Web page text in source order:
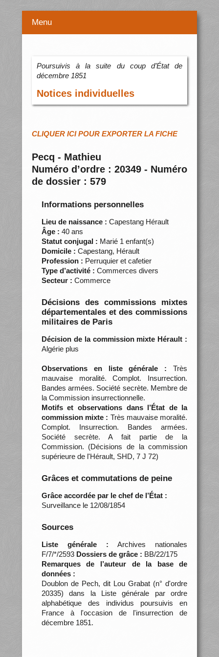
Menu
Poursuivis à la suite du coup d’État de
décembre 1851
Notices individuelles
CLIQUER ICI POUR EXPORTER LA FICHE
Pecq - Mathieu
Numéro d’ordre : 20349 - Numéro
de dossier : 579
Informations personnelles
Lieu de naissance : Capestang Hérault
Âge : 40 ans
Statut conjugal : Marié 1 enfant(s)
Domicile : Capestang, Hérault
Profession : Perruquier et cafetier
Type d’activité : Commerces divers
Secteur : Commerce
Décisions des commissions mixtes
départementales et des commissions
militaires de Paris
Décision de la commission mixte Hérault :
Algérie plus
Observations en liste générale : Très
mauvaise moralité. Complot. Insurrection.
Bandes armées. Société secrète. Membre de
la Commission insurrectionnelle.
Motifs et observations dans l’État de la
commission mixte : Très mauvaise moralité.
Complot. Insurrection. Bandes armées.
Société secrète. A fait partie de la
Commission. (Décisions de la commission
supérieure de l'Hérault, SHD, 7 J 72)
Grâces et commutations de peine
Grâce accordée par le chef de l’État :
Surveillance le 12/08/1854
Sources
Liste générale : Archives nationales
F/7/*/2593 Dossiers de grâce : BB/22/175
Remarques de l’auteur de la base de
données :
Doublon de Pech, dit Lou Grabat (n° d'ordre
20335) dans la Liste générale par ordre
alphabétique des individus poursuivis en
France à l'occasion de l'insurrection de
décembre 1851.